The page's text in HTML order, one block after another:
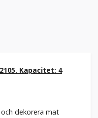
Kapacitet: 4
dekorera mat